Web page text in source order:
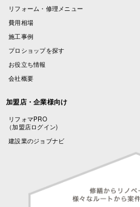
リフォーム・修理メニュー
費用相場
施工事例
プロショップを探す
お役立ち情報
会社概要
加盟店・企業様向け
リフォマPRO
（加盟店ログイン)
建設業のジョブナビ